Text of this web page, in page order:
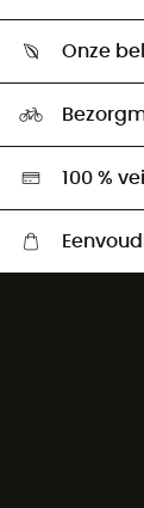
Ambassadeurs
Onze
Hardgreen
100 %
Gratis